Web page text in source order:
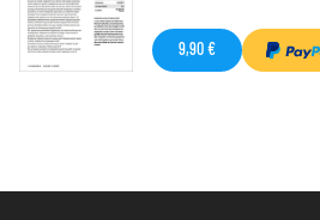
9,90 €